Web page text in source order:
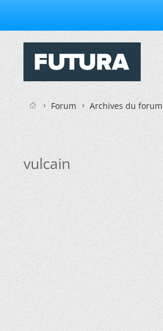
Forum Archives du forum
vulcain